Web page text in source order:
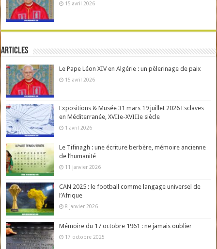
15 avril 2026
Articles
Le Pape Léon XIV en Algérie : un pèlerinage de paix
15 avril 2026
Expositions & Musée 31 mars 19 juillet 2026 Esclaves
en Méditerranée, XVIIe-XVIIIe siècle
1 avril 2026
Le Tifinagh : une écriture berbère, mémoire ancienne
de l’humanité
11 janvier 2026
CAN 2025 : le football comme langage universel de
l’Afrique
8 janvier 2026
Mémoire du 17 octobre 1961 : ne jamais oublier
17 octobre 2025